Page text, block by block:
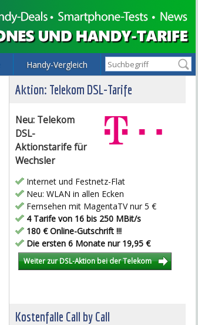
Handy-Vergleich
Aktion: Telekom DSL-Tarife
Neu: Telekom
DSL-
Aktionstarife für
Wechsler
Internet und Festnetz-Flat
Neu: WLAN in allen Ecken
Fernsehen mit MagentaTV nur 5 €
4 Tarife von 16 bis 250 MBit/s
180 € Online-Gutschrift !!!
Die ersten 6 Monate nur 19,95 €
Weiter zur DSL-Aktion bei der Telekom
Kostenfalle Call by Call